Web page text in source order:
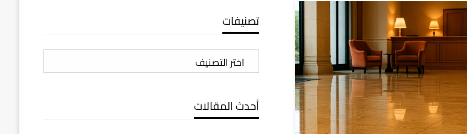
تصنيفات
تصنيفات
أحدث المقالات